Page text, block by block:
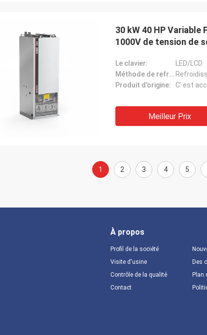
30 kW 40 HP Variable
1000V de tension de
Le clavier:
LED/LCD
Méthode de refroidissement:
Produit d'origine:
C' est
Meilleur Prix
1 2 3 4 5
À propos
Profil de la société
Visite d'usine
Contrôle de la qualité
Contact
Des
Plan